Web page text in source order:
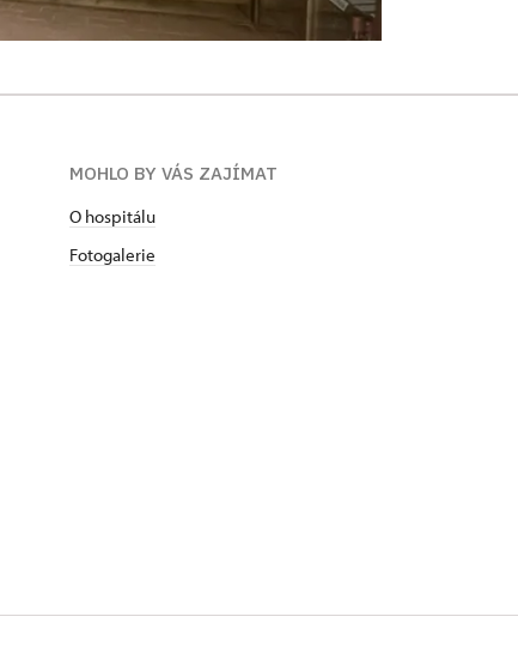
MOHLO BY VÁS ZAJÍMAT
O hospitálu
Fotogalerie